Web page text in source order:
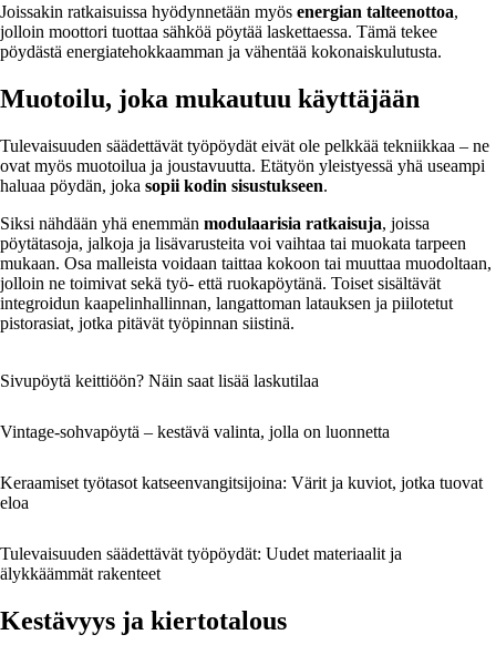
Joissakin ratkaisuissa hyödynnetään myös energian talteenottoa,
jolloin moottori tuottaa sähköä pöytää laskettaessa. Tämä tekee
pöydästä energiatehokkaamman ja vähentää kokonaiskulutusta.
Muotoilu, joka mukautuu käyttäjään
Tulevaisuuden säädettävät työpöydät eivät ole pelkkää tekniikkaa – ne
ovat myös muotoilua ja joustavuutta. Etätyön yleistyessä yhä useampi
haluaa pöydän, joka sopii kodin sisustukseen.
Siksi nähdään yhä enemmän modulaarisia ratkaisuja, joissa
pöytätasoja, jalkoja ja lisävarusteita voi vaihtaa tai muokata tarpeen
mukaan. Osa malleista voidaan taittaa kokoon tai muuttaa muodoltaan,
jolloin ne toimivat sekä työ- että ruokapöytänä. Toiset sisältävät
integroidun kaapelinhallinnan, langattoman latauksen ja piilotetut
pistorasiat, jotka pitävät työpinnan siistinä.
Sivupöytä keittiöön? Näin saat lisää laskutilaa
Vintage-sohvapöytä – kestävä valinta, jolla on luonnetta
Keraamiset työtasot katseenvangitsijoina: Värit ja kuviot, jotka tuovat
eloa
Tulevaisuuden säädettävät työpöydät: Uudet materiaalit ja
älykkäämmät rakenteet
Kestävyys ja kiertotalous